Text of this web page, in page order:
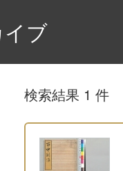
ブ
検索結果 1 件